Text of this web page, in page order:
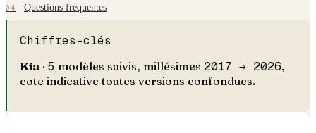
04 Questions fréquentes
Chiffres-clés
Kia· 5 modèles suivis, millésimes 2017 → 2026,
cote indicative toutes versions confondues.